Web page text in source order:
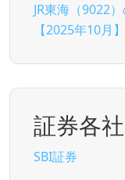
JR東海（9022
【2025年10月】
証券各社
SBI証券